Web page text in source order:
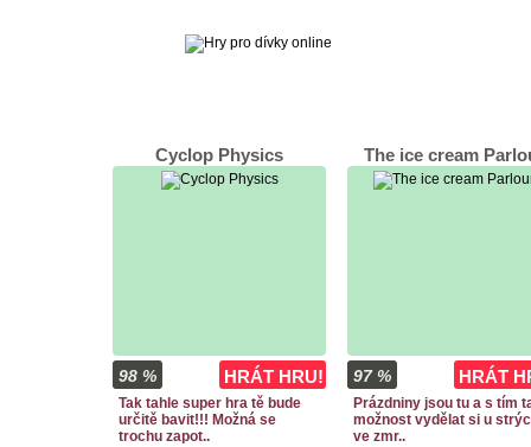
Cyclop Physics
98 % HRÁT HRU!
Tak tahle super hra tě bude
určitě bavit!!! Možná se
trochu zapot..
The ice cream
97 % HRÁT
Prázdniny jsou tu a s tím
možnost vydělat si u
ve zmr..